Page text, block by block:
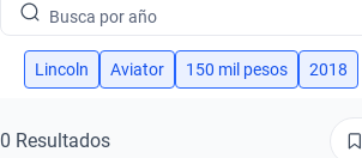
Busca por año
Busca por marca
Lincoln Aviator 150 mil pesos 2018
0 Resultados